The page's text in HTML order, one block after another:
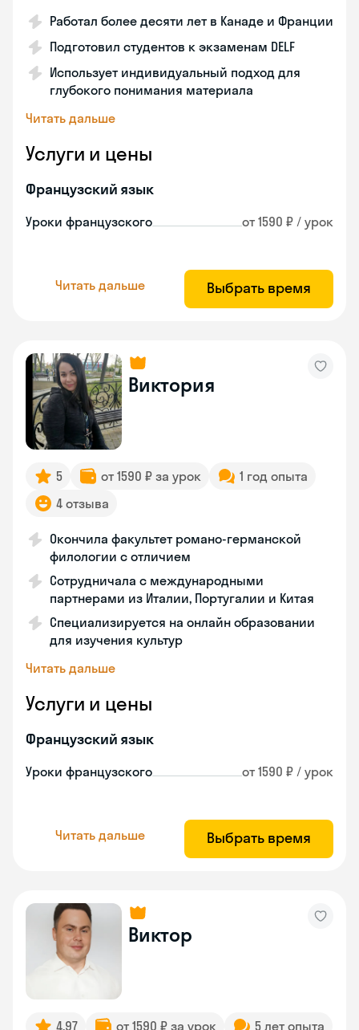
Работал более десяти лет в Канаде и Франции
Подготовил студентов к экзаменам DELF
Использует индивидуальный подход для
глубокого понимания материала
Читать дальше
Услуги и цены
Французский язык
Уроки французского от 1590 ₽ / урок
Читать дальше Выбрать время
Виктория
5 от 1590 ₽ за урок
1 год опыта
4 отзыва
Окончила факультет романо-германской
филологии с отличием
Сотрудничала с международными
партнерами из Италии, Португалии и Китая
Специализируется на онлайн образовании
для изучения культур
Читать дальше
Услуги и цены
Французский язык
Уроки французского от 1590 ₽ / урок
Читать дальше Выбрать время
Виктор
4.97 от 1590 ₽ за урок 5 лет опыта